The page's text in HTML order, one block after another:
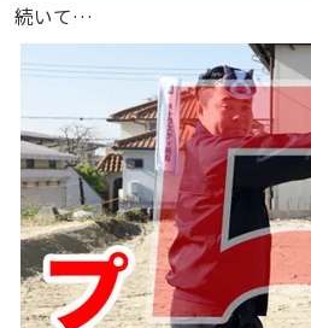
続いて…